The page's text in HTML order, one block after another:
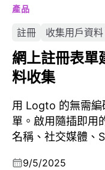
產品
註冊 收集用戶資料
網上註冊表單
料收集
用 Logto 的無需編
單。啟用隨插即用
名稱、社交媒體、
9/5/2025